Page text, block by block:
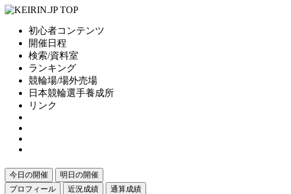
初心者コンテンツ
開催日程
検索/資料室
ランキング
競輪場/場外売場
日本競輪選手養成所
リンク
今日の開催
明日の開催
プロフィール
近況成績
通算成績